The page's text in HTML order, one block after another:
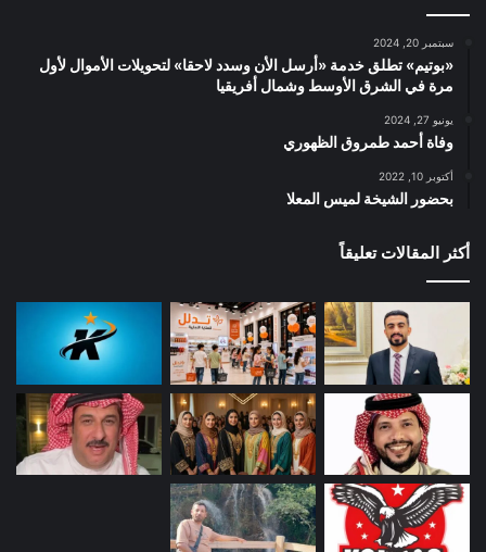
سبتمبر 20, 2024
«بوتيم» تطلق خدمة «أرسل الأن وسدد لاحقا» لتحويلات الأموال لأول
مرة في الشرق الأوسط وشمال أفريقيا
يونيو 27, 2024
وفاة أحمد طمروق الظهوري
أكتوبر 10, 2022
بحضور الشيخة لميس المعلا
أكثر المقالات تعليقاً